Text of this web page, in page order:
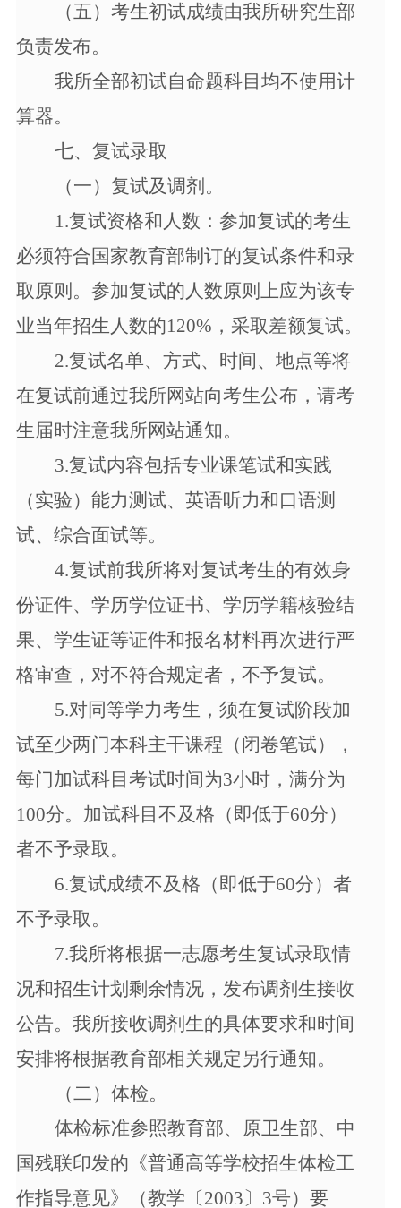
（五）考生初试成绩由我所研究生部
负责发布。
我所全部初试自命题科目均不使用计
算器。
七、 复试录取
（一）复试及调剂。
1.复试资格和人数：参加复试的考生
必须符合国家教育部制订的复试条件和录
取原则。参加复试的人数原则上应为该专
业当年招生人数的120%，采取差额复试。
2.复试名单、方式、时间、地点等将
在复试前通过我所网站向考生公布，请考
生届时注意我所网站通知。
3.复试内容包括专业课笔试和实践
（实验）能力测试、英语听力和口语测
试、综合面试等。
4.复试前我所将对复试考生的有效身
份证件、学历学位证书、学历学籍核验结
果、学生证等证件和报名材料再次进行严
格审查，对不符合规定者，不予复试。
5.对同等学力考生，须在复试阶段加
试至少两门本科主干课程（闭卷笔试），
每门加试科目考试时间为3小时，满分为
100分。加试科目不及格（即低于60分）
者不予录取。
6.复试成绩不及格（即低于60分）者
不予录取。
7.我所将根据一志愿考生复试录取情
况和招生计划剩余情况，发布调剂生接收
公告。我所接收调剂生的具体要求和时间
安排将根据教育部相关规定另行通知。
（二）体检。
体检标准参照教育部、原卫生部、中
国残联印发的《普通高等学校招生体检工
作指导意见》（教学〔2003〕3号）要